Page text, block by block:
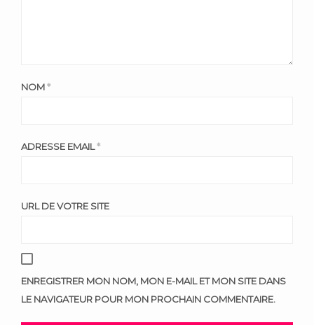
NOM*
ADRESSE EMAIL*
URL DE VOTRE SITE
ENREGISTRER MON NOM, MON E-MAIL ET MON SITE DANS
LE NAVIGATEUR POUR MON PROCHAIN COMMENTAIRE.